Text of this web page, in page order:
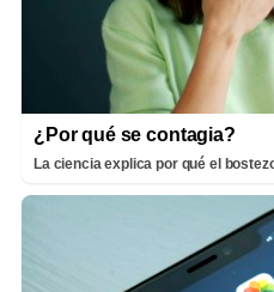
¿Por qué se contagia?
La ciencia explica por qué el